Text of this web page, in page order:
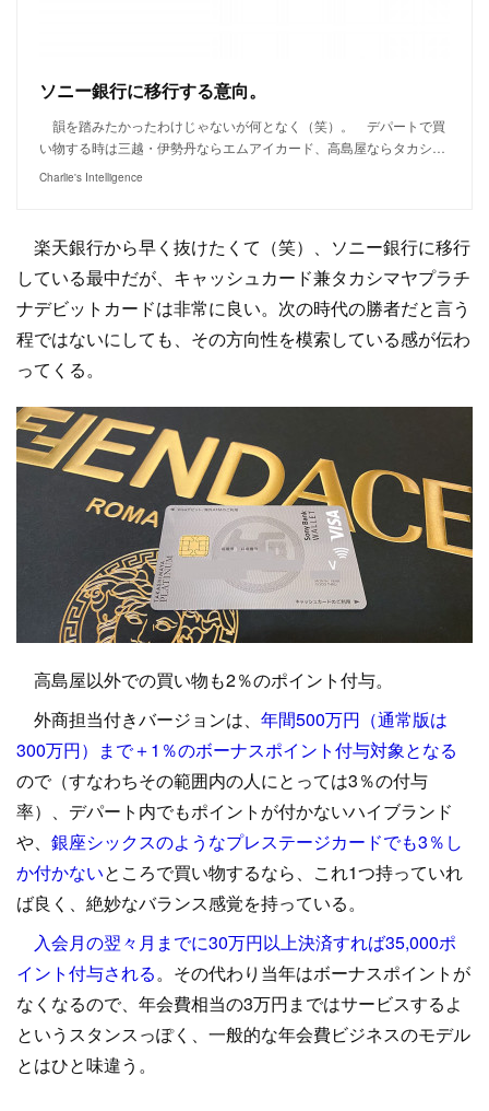
ソニー銀行に移行する意向。
韻を踏みたかったわけじゃないが何となく（笑）。 デパートで買
い物する時は三越・伊勢丹ならエムアイカード、高島屋ならタカシ…
Charlie's Intelligence
楽天銀行から早く抜けたくて（笑）、ソニー銀行に移行
している最中だが、キャッシュカード兼タカシマヤプラチ
ナデビットカードは非常に良い。次の時代の勝者だと言う
程ではないにしても、その方向性を模索している感が伝わ
ってくる。
高島屋以外での買い物も2％のポイント付与。
外商担当付きバージョンは、 年間500万円（通常版は
300万円）まで＋1％のボーナスポイント付与対象となる
ので（すなわちその範囲内の人にとっては3％の付与
率）、デパート内でもポイントが付かないハイブランド
や、 銀座シックスのようなプレステージカードでも3％し
か付かないところで買い物するなら、これ1つ持っていれ
ば良く、絶妙なバランス感覚を持っている。
入会月の翌々月までに30万円以上決済すれば35,000ポ
イント付与される。その代わり当年はボーナスポイントが
なくなるので、年会費相当の3万円まではサービスするよ
というスタンスっぽく、一般的な年会費ビジネスのモデル
とはひと味違う。